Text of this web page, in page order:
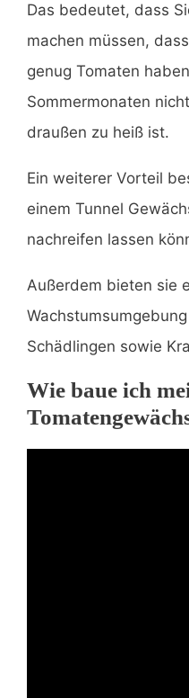
Das bedeutet, dass
machen müssen,
genug Tomaten
Sommermonaten
draußen zu heiß ist.
Ein weiterer Vorteil
einem Tunnel
nachreifen lassen
Außerdem bieten sie
Schädlingen sowie
Wie baue ich